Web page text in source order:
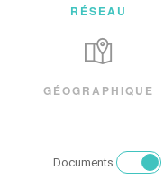
RÉSEAU
GÉOGRAPHIQUE
Documents